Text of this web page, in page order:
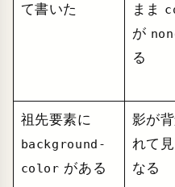
て書いた
まま
が
る
祖先要素に
background-
color がある
影が
れて
なる